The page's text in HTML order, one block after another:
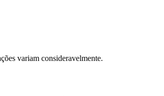
variam consideravelmente.